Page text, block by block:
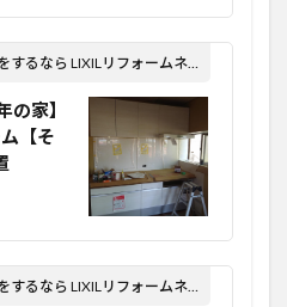
リフォームネット Optima Reform！
の家】
【そ
リフォームネット Optima Reform！